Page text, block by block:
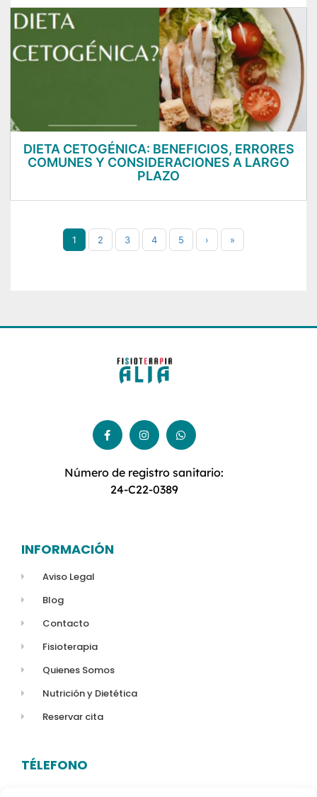
DIETA CETOGÉNICA: BENEFICIOS, ERRORES
COMUNES Y CONSIDERACIONES A LARGO
PLAZO
1 2 3 4 5 › »
Número de registro sanitario:
24-C22-0389
INFORMACIÓN
Aviso Legal
Blog
Contacto
Fisioterapia
Quienes Somos
Nutrición y Dietética
Reservar cita
TÉLEFONO